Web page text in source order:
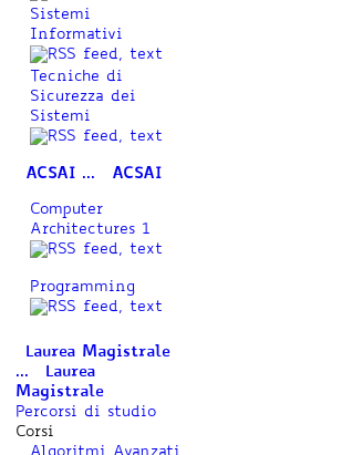
Sistemi
Informativi
Tecniche di
Sicurezza dei
Sistemi
ACSAI ... ACSAI
Computer
Architectures 1
Programming
Laurea Magistrale
... Laurea
Magistrale
Percorsi di studio
Corsi